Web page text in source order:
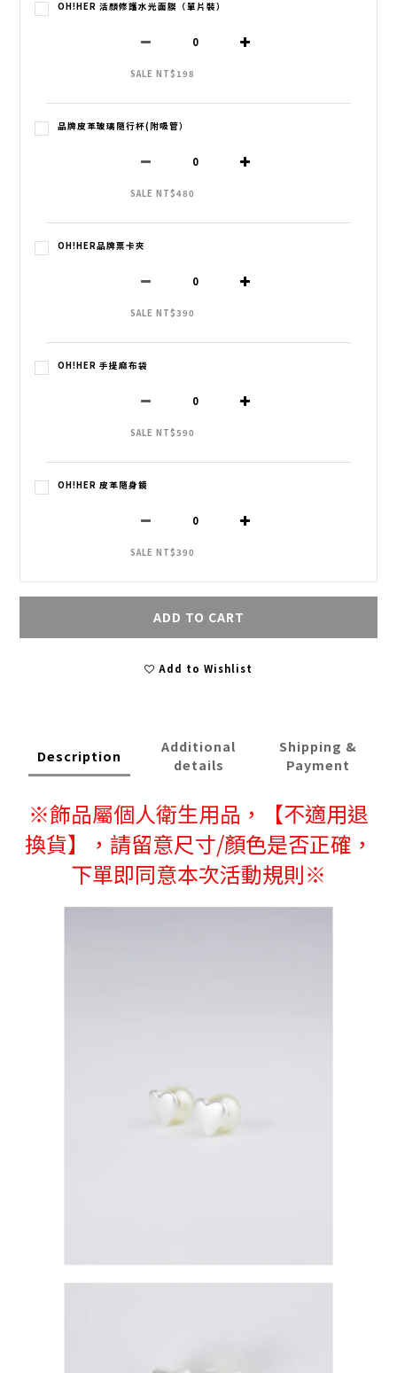
OH!HER 活顏修護水光面膜（單片裝）
SALE NT$198
品牌皮革玻璃隨行杯(附吸管）
SALE NT$480
OH!HER品牌票卡夾
SALE NT$390
OH!HER 手提麻布袋
SALE NT$590
OH!HER 皮革隨身鏡
SALE NT$390
ADD TO CART
Add to Wishlist
Description
Additional
details
Shipping &
Payment
※飾品屬個人衛生用品，
【不適用退
換貨】，請留意尺寸/顏色是否正確，
下單即同意本次活動規則※